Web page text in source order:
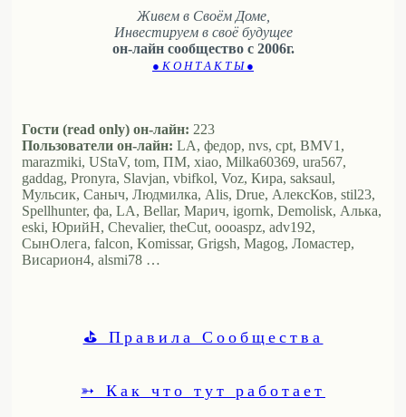
Живем в Своём Доме,
Инвестируем в своё будущее
он-лайн сообщество с 2006г.
● К О Н Т А К Т Ы ●
Гости (read only) он-лайн: 223
Пользователи он-лайн: LA, федор, nvs, cpt, BMV1,
marazmiki, UStaV, tom, ПМ, xiao, Milka60369, ura567,
gaddag, Pronyra, Slavjan, vbifkol, Voz, Кира, saksaul,
Мульсик, Саныч, Людмилка, Alis, Drue, АлексКов, stil23,
Spellhunter, фа, LA, Bellar, Марич, igornk, Demolisk, Алька,
eski, ЮрийН, Chevalier, theCut, oooaspz, adv192,
СынОлега, falcon, Komissar, Grigsh, Magog, Ломастер,
Висариoн4, alsmi78 …
⛳ Правила Сообщества
➳ Как что тут работает